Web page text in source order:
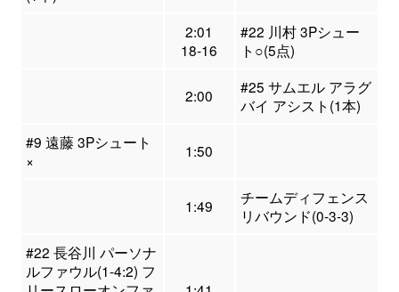
2:01
18-16
#22 川村 3Pシュー
ト○(5点)
2:00
#25 サムエル アラグ
バイ アシスト(1本)
#9 遠藤 3Pシュート
×
1:50
1:49
チームディフェンス
リバウンド(0-3-3)
#22 長谷川 パーソナ
ルファウル(1-4:2) フ